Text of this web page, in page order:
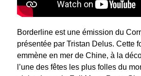
Borderline est une émission du
présentée par Tristan Delus. Cette
emmène en mer de Chine, à la
l’une des fêtes les plus folles du